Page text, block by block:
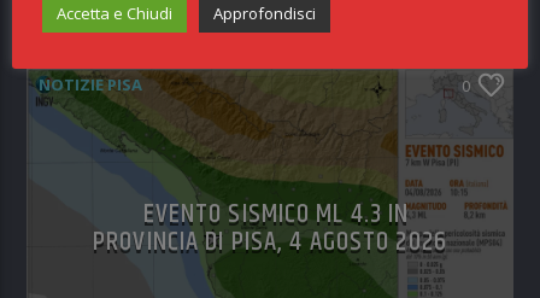
NOTIZIE PISA 0
EVENTO SISMICO ML 4.3 IN
PROVINCIA DI PISA, 4 AGOSTO 2026
Accetta e Chiudi Approfondisci